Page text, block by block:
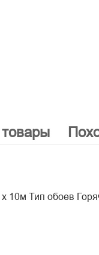
10м Тип обоев